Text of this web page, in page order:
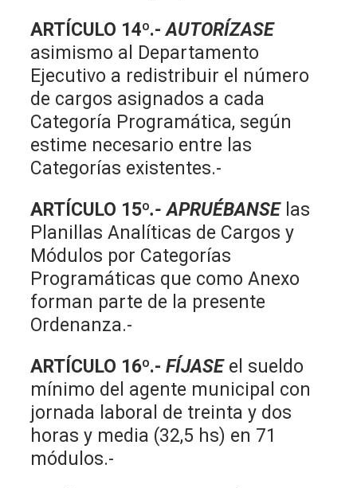
ARTÍCULO 14º.- AUTORÍZASE
asimismo al Departamento
Ejecutivo a redistribuir el número
de cargos asignados a cada
Categoría Programática, según
estime necesario entre las
Categorías existentes.-
ARTÍCULO 15º.- APRUÉBANSE las
Planillas Analíticas de Cargos y
Módulos por Categorías
Programáticas que como Anexo
forman parte de la presente
Ordenanza.-
ARTÍCULO 16º.- FÍJASEel sueldo
mínimo del agente municipal con
jornada laboral de treinta y dos
horas y media (32,5 hs) en 71
módulos.-